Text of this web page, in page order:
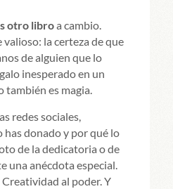
otro libroa cambio.
valioso: la certeza de que
de alguien que lo
inesperado en un
también es magia.
redes sociales,
donado y por qué lo
de la dedicatoria o de
una anécdota especial.
al poder. Y